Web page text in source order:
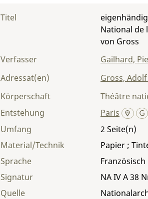
Titel
National de
von Gross
Verfasser
Gailhard,
Adressat(en)
Gross,
Körperschaft
Théâtre
Entstehung
Paris
Umfang
2
Material/Technik
Papier ;
Sprache
Französisch
Signatur
NA IV A 38
Quelle